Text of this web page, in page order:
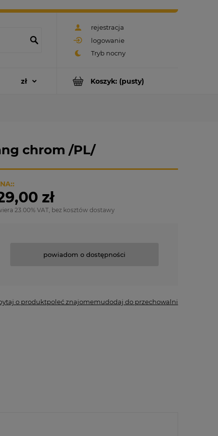
rejestracja
logowanie
Koszyk: (pusty)
chrom /PL/
zł
23.00% VAT, bez kosztów dostawy
powiadom o dostępności
o produktpoleć znajomemudodaj do przechowalni